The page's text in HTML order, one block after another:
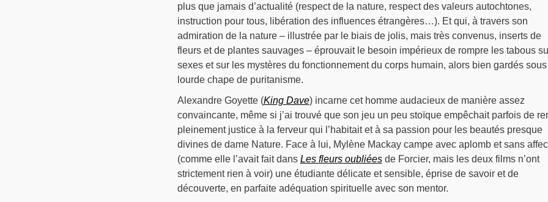
plus que jamais d’actualité (respect de la nature, respect des valeurs autochtones,
instruction pour tous, libération des influences étrangères…). Et qui, à travers son
admiration de la nature – illustrée par le biais de jolis, mais très convenus, inserts de
fleurs et de plantes sauvages – éprouvait le besoin impérieux de rompre les tabous
sexes et sur les mystères du fonctionnement du corps humain, alors bien gardés
lourde chape de puritanisme.
Alexandre Goyette (King Dave) incarne cet homme audacieux de manière assez
convaincante, même si j’ai trouvé que son jeu un peu stoïque empêchait parfois de
pleinement justice à la ferveur qui l’habitait et à sa passion pour les beautés presque
divines de dame Nature. Face à lui, Mylène Mackay campe avec aplomb et sans
(comme elle l’avait fait dans Les fleurs oubliéesde Forcier, mais les deux films n’ont
strictement rien à voir) une étudiante délicate et sensible, éprise de savoir et de
découverte, en parfaite adéquation spirituelle avec son mentor.